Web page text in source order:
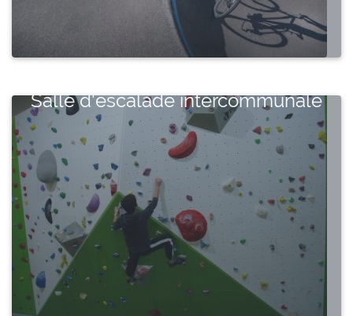
Salle d'escalade intercommunale